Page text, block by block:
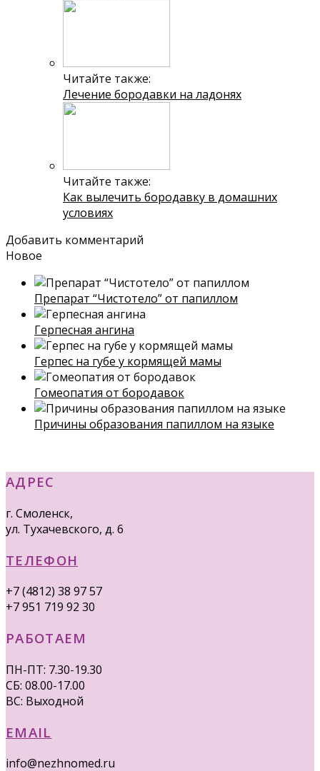
Читайте также:
Лечение бородавки на ладонях
Читайте также:
Как вылечить бородавку в домашних
условиях
Добавить комментарий
Новое
Препарат “Чистотело” от папиллом
Герпесная ангина
Герпес на губе у кормящей мамы
Гомеопатия от бородавок
Причины образования папиллом на языке
АДРЕС
г. Смоленск,
ул. Тухачевского, д. 6
ТЕЛЕФОН
+7 (4812) 38 97 57
+7 951 719 92 30
РАБОТАЕМ
ПН-ПТ: 7.30-19.30
СБ: 08.00-17.00
ВС: Выходной
EMAIL
info@nezhnomed.ru